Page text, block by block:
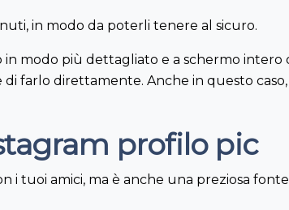
in modo da poterli tenere al sicuro.
modo più dettagliato e a schermo intero
farlo direttamente. Anche in questo
profilo pic
tuoi amici, ma è anche una preziosa